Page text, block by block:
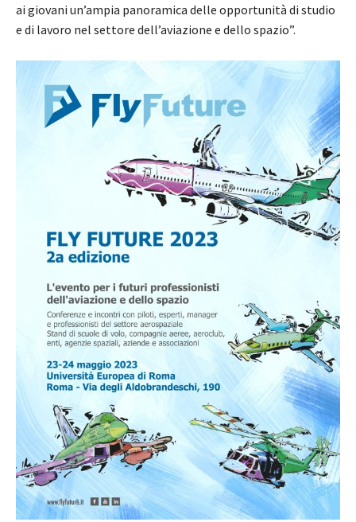
ai giovani un’ampia panoramica delle opportunità di studio
e di lavoro nel settore dell’aviazione e dello spazio”.